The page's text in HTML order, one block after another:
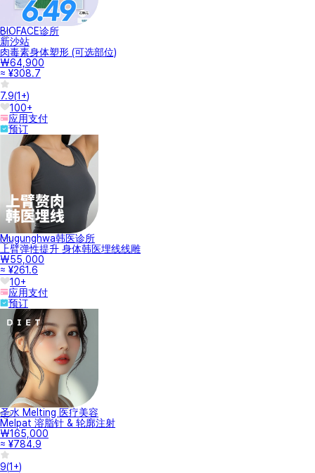
BIOFACE诊所
新沙站
肉毒素身体塑形 (可选部位)
₩64,900
≈ ¥308.7
7.9(1+)
100+
应用支付
预订
Mugunghwa韩医诊所
上臂弹性提升 身体韩医埋线线雕
₩55,000
≈ ¥261.6
10+
应用支付
预订
圣水 Melting 医疗美容
Melpat 溶脂针 & 轮廓注射
₩165,000
≈ ¥784.9
9(1+)